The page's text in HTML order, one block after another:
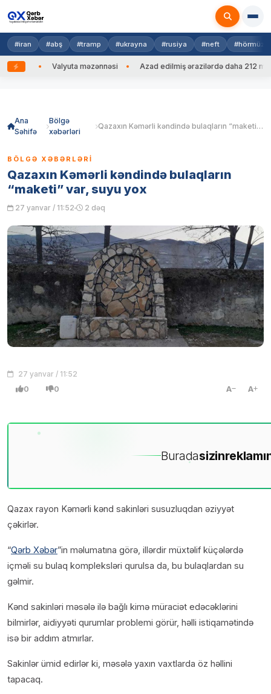
#iran #abş #tramp #ukrayna #rusiya #neft #hörmüz
Valyuta məzənnəsi Azad edilmiş ərazilərdə daha 212 mina,
Ana
Səhifə
Bölgə
xəbərləri
Qazaxın Kəmərli kəndində bulaqların “maketi” var, suyu yox
BÖLGƏ XƏBƏRLƏRI
Qazaxın Kəmərli kəndində bulaqların
“maketi” var, suyu yox
27 yanvar / 11:52 2 dəq
27 yanvar / 11:52
0 0 A A
Buradasizin
Qazax rayon Kəmərli kənd sakinləri susuzluqdan əziyyət
çəkirlər.
“Qərb Xəbər”in məlumatına görə, illərdir müxtəlif küçələrdə
içməli su bulaq kompleksləri qurulsa da, bu bulaqlardan su
gəlmir.
Kənd sakinləri məsələ ilə bağlı kimə müraciət edəcəklərini
bilmirlər, aidiyyəti qurumlar problemi görür, həlli istiqamətində
isə bir addım atmırlar.
Sakinlər ümid edirlər ki, məsələ yaxın vaxtlarda öz həllini
tapacaq.